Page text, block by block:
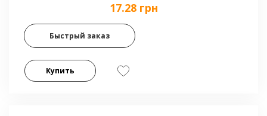
17.28 грн
Быстрый заказ
Купить